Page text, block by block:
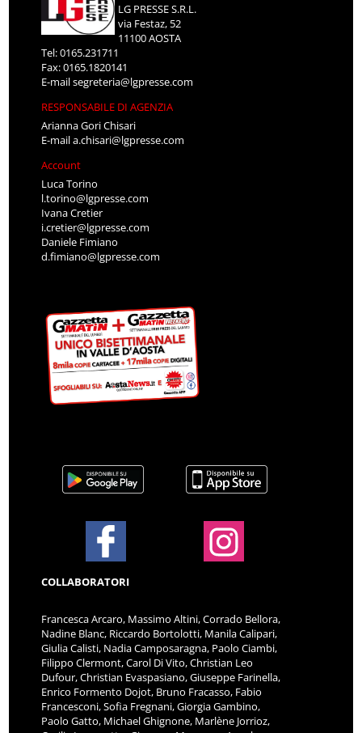
LG PRESSE S.R.L.
via Festaz, 52
11100 AOSTA
Tel: 0165.231711
Fax: 0165.1820141
E-mailsegreteria@lgpresse.com
RESPONSABILE DI AGENZIA
Arianna Gori Chisari
E-maila.chisari@lgpresse.com
Account
Luca Torino
l.torino@lgpresse.com
Ivana Cretier
i.cretier@lgpresse.com
Daniele Fimiano
d.fimiano@lgpresse.com
COLLABORATORI
Francesca Arcaro, Massimo Altini, Corrado Bellora,
Nadine Blanc, Riccardo Bortolotti, Manila Calipari,
Giulia Calisti, Nadia Camposaragna, Paolo Ciambi,
Filippo Clermont, Carol Di Vito, Christian Leo
Dufour, Christian Evaspasiano, Giuseppe Farinella,
Enrico Formento Dojot, Bruno Fracasso, Fabio
Francesconi, Sofia Fregnani, Giorgia Gambino,
Paolo Gatto, Michael Ghignone, Marlène Jorrioz,